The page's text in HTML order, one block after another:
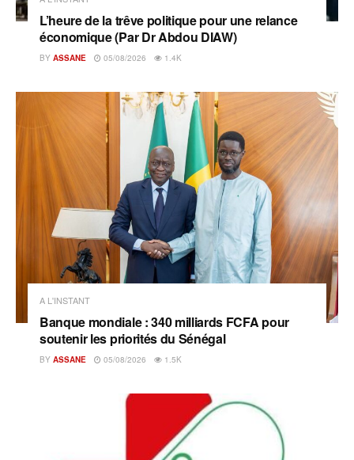
L’heure de la trêve politique pour une relance
économique (Par Dr Abdou DIAW)
BY ASSANE 05/08/2026 1.4K
A L'INSTANT
Banque mondiale : 340 milliards FCFA pour
soutenir les priorités du Sénégal
BY ASSANE 05/08/2026 1.5K